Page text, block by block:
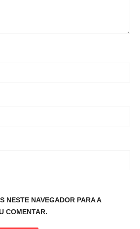
NESTE NAVEGADOR PARA A
COMENTAR.